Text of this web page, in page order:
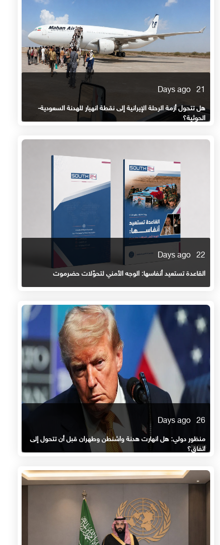
21 Days ago
هل تتحول أزمة الرحلة الإيرانية إلى نقطة انهيار للهدنة السعودية-
الحوثية؟
22 Days ago
القاعدة تستعيد أنفاسها: الوجه الأمني لتحوّلات حضرموت
26 Days ago
منظور دولي: هل انهارت هدنة واشنطن وطهران قبل أن تتحول إلى
اتفاق؟